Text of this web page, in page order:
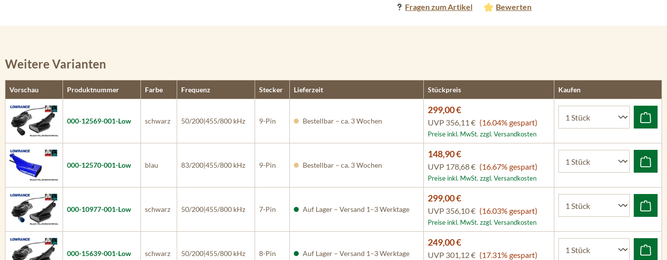
Fragen zum Artikel Bewerten
Weitere Varianten
Vorschau Produktnummer Farbe Frequenz Stecker Lieferzeit Stückpreis Kaufen
000-12569-001-Low schwarz 50/200|455/800 kHz 9-Pin Bestellbar – ca. 3 Wochen
299,00 €
UVP 356,11 € (16.04% gespart)
Preise inkl. MwSt. zzgl. Versandkosten
000-12570-001-Low blau 83/200|455/800 kHz 9-Pin Bestellbar – ca. 3 Wochen
148,90 €
UVP 178,68 € (16.67% gespart)
Preise inkl. MwSt. zzgl. Versandkosten
000-10977-001-Low schwarz 50/200|455/800 kHz 7-Pin Auf Lager – Versand 1–3 Werktage
299,00 €
UVP 356,10 € (16.03% gespart)
Preise inkl. MwSt. zzgl. Versandkosten
000-15639-001-Low schwarz 50/200|455/800 kHz 8-Pin Auf Lager – Versand 1–3 Werktage
249,00 €
UVP 301,12 € (17.31% gespart)